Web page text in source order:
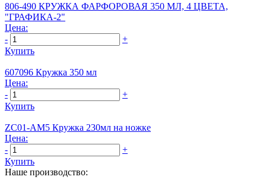
806-490 КРУЖКА ФАРФОРОВАЯ 350 МЛ, 4 ЦВЕТА,
"ГРАФИКА-2"
Цена:
-
+
Купить
607096 Кружка 350 мл
Цена:
-
+
Купить
ZC01-AM5 Кружка 230мл на ножке
Цена:
-
+
Купить
Наше производство: